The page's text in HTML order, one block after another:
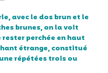
avec le dos brun et le
brunes, on la voit
perchée en haut
étrange, constitué
répétées trois ou